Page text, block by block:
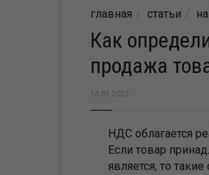
главная статьи
Как
продажа
13.01.2022
НДС облагается
Если товар
является, то